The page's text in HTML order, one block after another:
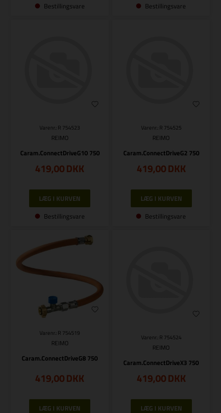
Bestillingsvare Bestillingsvare
Varenr.: R 754523
REIMO
Caram.ConnectDriveG10 750
419,00DKK
Bestillingsvare
Varenr.: R 754525
REIMO
Caram.ConnectDriveG2 750
419,00DKK
Bestillingsvare
Varenr.: R 754519
REIMO
Caram.ConnectDriveG8 750
419,00DKK
Varenr.: R 754524
REIMO
Caram.ConnectDriveX3 750
419,00DKK